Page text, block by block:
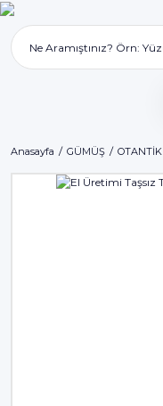
Anasayfa GÜMÜŞ OTANTİK